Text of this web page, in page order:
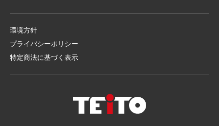
環境方針
プライバシーポリシー
特定商法に基づく表示